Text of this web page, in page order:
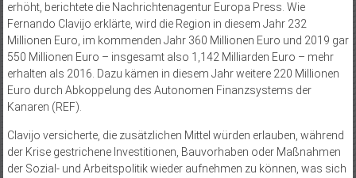
erhöht, berichtete die Nachrichtenagentur Europa Press. Wie
Fernando Clavijo erklärte, wird die Region in diesem Jahr 232
Millionen Euro, im kommenden Jahr 360 Millionen Euro und 2019 gar
550 Millionen Euro – insgesamt also 1,142 Milliarden Euro – mehr
erhalten als 2016. Dazu kämen in diesem Jahr weitere 220 Millionen
Euro durch Abkoppelung des Autonomen Finanzsystems der
Kanaren (REF).
Clavijo versicherte, die zusätzlichen Mittel würden erlauben, während
der Krise gestrichene Investitionen, Bauvor­haben oder Maßnahmen
der Sozial- und Arbeitspolitik wieder aufnehmen zu können, was sich